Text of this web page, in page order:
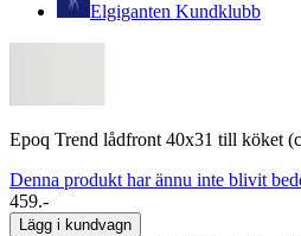
Elgiganten Kundklubb
Epoq Trend lådfront 40x31 till köket
Denna produkt har ännu inte blivit
459.-
Lägg i kundvagn